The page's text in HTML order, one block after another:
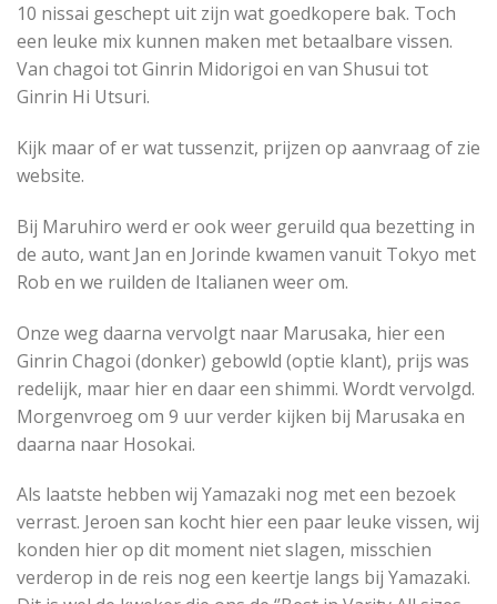
10 nissai geschept uit zijn wat goedkopere bak. Toch
een leuke mix kunnen maken met betaalbare vissen.
Van chagoi tot Ginrin Midorigoi en van Shusui tot
Ginrin Hi Utsuri.
Kijk maar of er wat tussenzit, prijzen op aanvraag of zie
website.
Bij Maruhiro werd er ook weer geruild qua bezetting in
de auto, want Jan en Jorinde kwamen vanuit Tokyo met
Rob en we ruilden de Italianen weer om.
Onze weg daarna vervolgt naar Marusaka, hier een
Ginrin Chagoi (donker) gebowld (optie klant), prijs was
redelijk, maar hier en daar een shimmi. Wordt vervolgd.
Morgenvroeg om 9 uur verder kijken bij Marusaka en
daarna naar Hosokai.
Als laatste hebben wij Yamazaki nog met een bezoek
verrast. Jeroen san kocht hier een paar leuke vissen, wij
konden hier op dit moment niet slagen, misschien
verderop in de reis nog een keertje langs bij Yamazaki.